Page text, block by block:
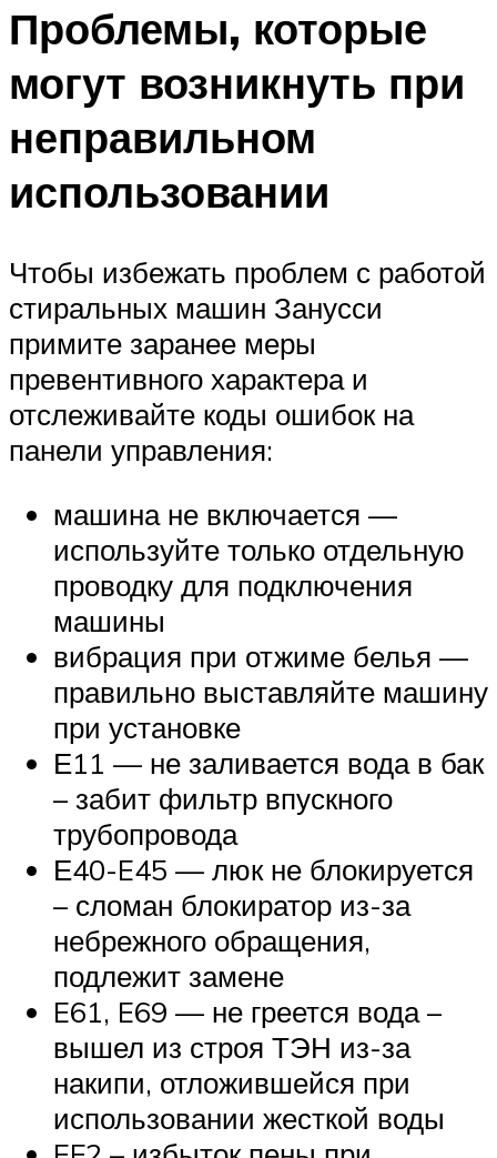
Проблемы, которые
могут возникнуть при
неправильном
использовании
Чтобы избежать проблем с работой
стиральных машин Занусси
примите заранее меры
превентивного характера и
отслеживайте коды ошибок на
панели управления:
машина не включается —
используйте только отдельную
проводку для подключения
машины
вибрация при отжиме белья —
правильно выставляйте машину
при установке
Е11 — не заливается вода в бак
– забит фильтр впускного
трубопровода
Е40-E45 — люк не блокируется
– сломан блокиратор из-за
небрежного обращения,
подлежит замене
E61, E69 — не греется вода –
вышел из строя ТЭН из-за
накипи, отложившейся при
использовании жесткой воды